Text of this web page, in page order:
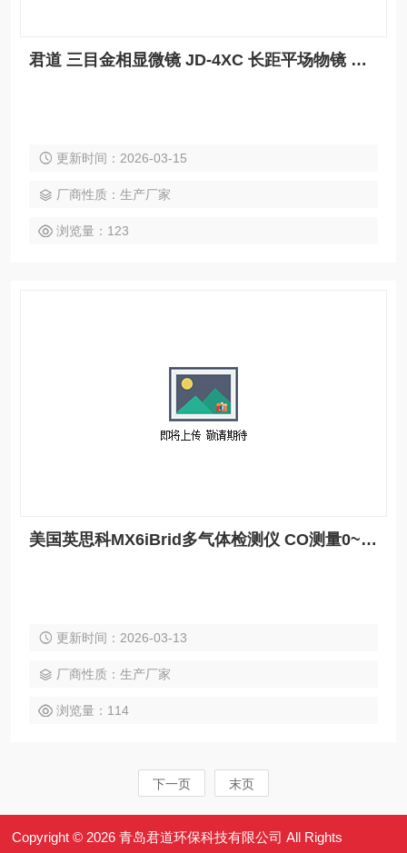
君道 三目金相显微镜 JD-4XC 长距平场物镜 微动调焦
更新时间：2026-03-15
厂商性质：生产厂家
浏览量：123
美国英思科MX6iBrid多气体检测仪 CO测量0~1500ppm
更新时间：2026-03-13
厂商性质：生产厂家
浏览量：114
下一页 末页
Copyright © 2026 青岛君道环保科技有限公司 All Rights